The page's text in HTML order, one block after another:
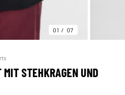
01 07
STEHKRAGEN UND